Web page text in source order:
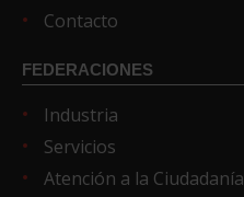
Contacto
FEDERACIONES
Industria
Servicios
Atención a la Ciudadanía